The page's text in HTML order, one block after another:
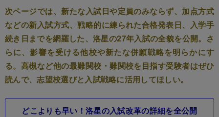
次ページでは、新たな入試日や定員のみならず、加点方式
などの新入試方式、戦略的に練られた合格発表日、入学手
続き日までを網羅した、洛星の27年入試の全貌を公開。さ
らに、影響を受ける他校や新たな併願戦略を明らかにす
る。高槻など他の最難関校・難関校を目指す受験者はぜひ
読んで、志望校選びと入試戦略に活用してほしい。
どこよりも早い！洛星の入試改革の詳細を全公開